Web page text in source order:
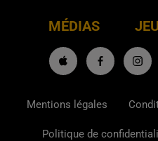
MÉDIAS
Mentions légales
Politique de